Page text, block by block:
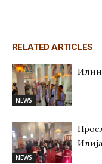
RELATED ARTICLES
NEWS
NEWS